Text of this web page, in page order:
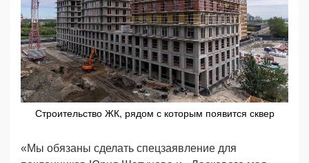
Строительство ЖК, рядом с которым появится сквер
«Мы обязаны сделать спецзаявление для